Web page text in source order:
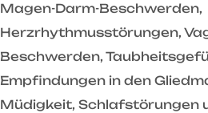
Magen-Darm-Beschwerden,
Herzrhythmusstörungen,
Beschwerden,
Empfindungen in den
Müdigkeit, Schlafstörungen